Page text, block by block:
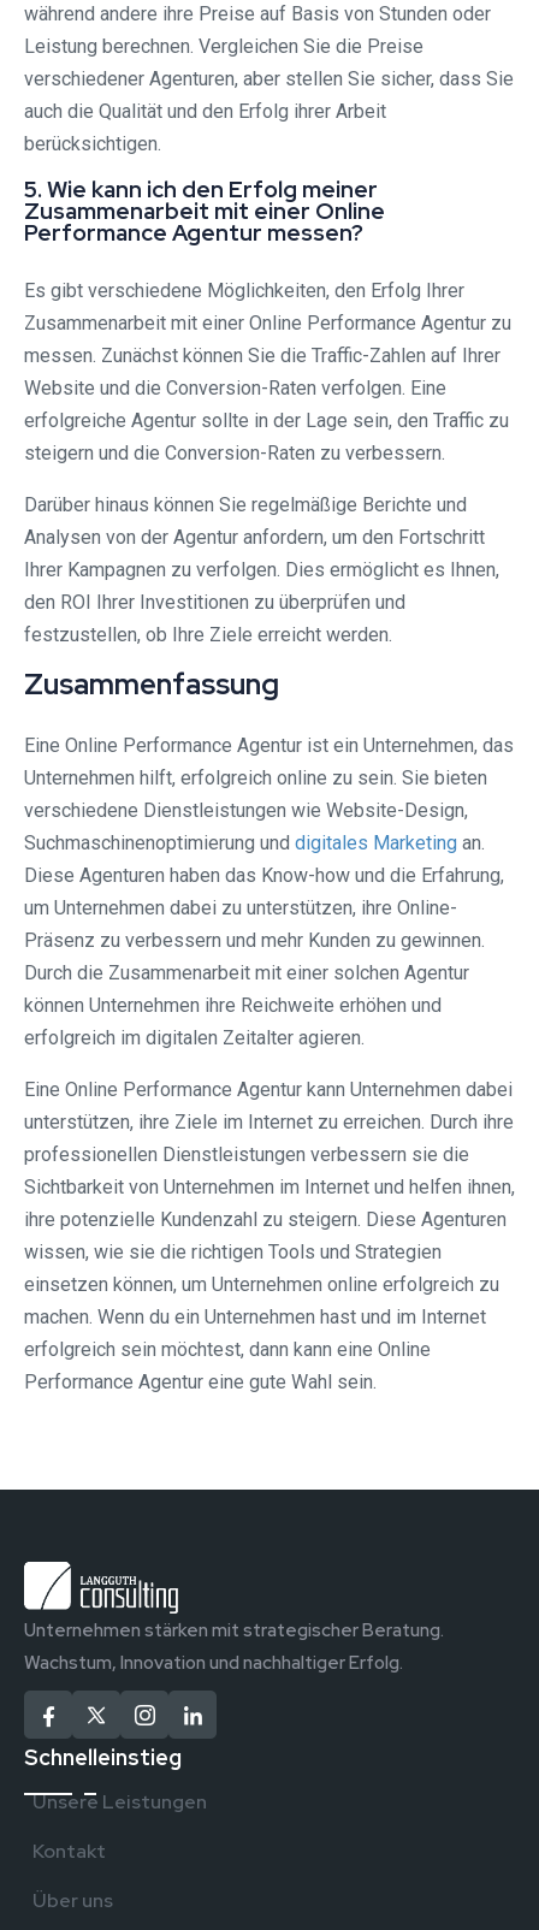
während andere ihre Preise auf Basis von Stunden oder
Leistung berechnen. Vergleichen Sie die Preise
verschiedener Agenturen, aber stellen Sie sicher, dass Sie
auch die Qualität und den Erfolg ihrer Arbeit
berücksichtigen.
5. Wie kann ich den Erfolg meiner
Zusammenarbeit mit einer Online
Performance Agentur messen?
Es gibt verschiedene Möglichkeiten, den Erfolg Ihrer
Zusammenarbeit mit einer Online Performance Agentur zu
messen. Zunächst können Sie die Traffic-Zahlen auf Ihrer
Website und die Conversion-Raten verfolgen. Eine
erfolgreiche Agentur sollte in der Lage sein, den Traffic zu
steigern und die Conversion-Raten zu verbessern.
Darüber hinaus können Sie regelmäßige Berichte und
Analysen von der Agentur anfordern, um den Fortschritt
Ihrer Kampagnen zu verfolgen. Dies ermöglicht es Ihnen,
den ROI Ihrer Investitionen zu überprüfen und
festzustellen, ob Ihre Ziele erreicht werden.
Zusammenfassung
Eine Online Performance Agentur ist ein Unternehmen, das
Unternehmen hilft, erfolgreich online zu sein. Sie bieten
verschiedene Dienstleistungen wie Website-Design,
Suchmaschinenoptimierung und digitales Marketing an.
Diese Agenturen haben das Know-how und die Erfahrung,
um Unternehmen dabei zu unterstützen, ihre Online-
Präsenz zu verbessern und mehr Kunden zu gewinnen.
Durch die Zusammenarbeit mit einer solchen Agentur
können Unternehmen ihre Reichweite erhöhen und
erfolgreich im digitalen Zeitalter agieren.
Eine Online Performance Agentur kann Unternehmen dabei
unterstützen, ihre Ziele im Internet zu erreichen. Durch ihre
professionellen Dienstleistungen verbessern sie die
Sichtbarkeit von Unternehmen im Internet und helfen ihnen,
ihre potenzielle Kundenzahl zu steigern. Diese Agenturen
wissen, wie sie die richtigen Tools und Strategien
einsetzen können, um Unternehmen online erfolgreich zu
machen. Wenn du ein Unternehmen hast und im Internet
erfolgreich sein möchtest, dann kann eine Online
Performance Agentur eine gute Wahl sein.
Unternehmen stärken mit strategischer Beratung.
Wachstum, Innovation und nachhaltiger Erfolg.
Schnelleinstieg
Unsere Leistungen
Kontakt
Über uns